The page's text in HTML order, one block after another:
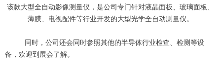
该款大型全自动影像测量仪，是公司专门针对液晶面板、玻璃面板、
薄膜、电视配件等行业开发的大型光学全自动测量仪。
同时，公司还会同时参照其他的半导体行业检查、检测等设
备，欢迎到展会了解。